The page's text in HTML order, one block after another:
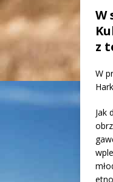
W
z
W
Jak